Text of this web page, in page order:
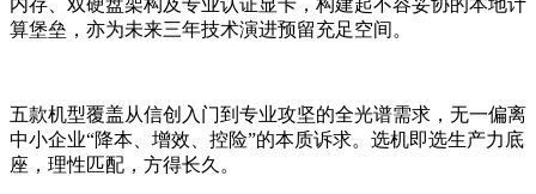
内存、双硬盘架构及专业认证显卡，构建起不容妥协的本地计
算堡垒，亦为未来三年技术演进预留充足空间。
五款机型覆盖从信创入门到专业攻坚的全光谱需求，无一偏离
中小企业“降本、增效、控险”的本质诉求。选机即选生产力底
座，理性匹配，方得长久。